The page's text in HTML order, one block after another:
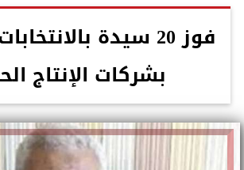
فوز 20 سيدة
بشركات الإنتاج